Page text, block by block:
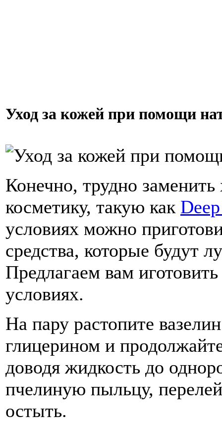
Уход за кожей при помощи
Конечно, трудно
косметику, такую как
условиях можно
средства, которые будут
Предлагаем вам
условиях.
На пару растопите
глицерином и
доводя жидкость до
пчелиную пыльцу,
остыть.